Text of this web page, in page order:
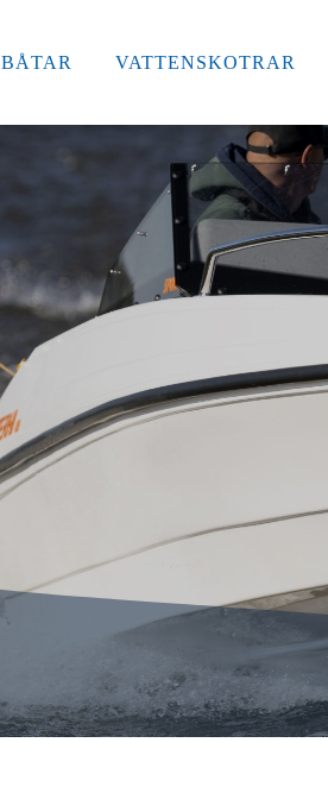
BÅTAR VATTENSKOTRAR